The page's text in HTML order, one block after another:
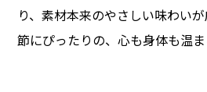
り、素材本来のやさしい味わい
節にぴったりの、心も身体も温ま